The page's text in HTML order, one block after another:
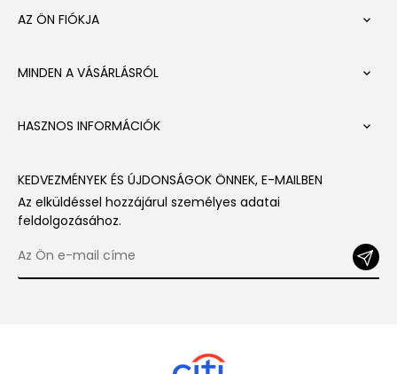
AZ ÖN FIÓKJA 
MINDEN A VÁSÁRLÁSRÓL 
HASZNOS INFORMÁCIÓK 
KEDVEZMÉNYEK ÉS ÚJDONSÁGOK ÖNNEK, E-MAILBEN
Az elküldéssel hozzájárul személyes adatai
feldolgozásához.